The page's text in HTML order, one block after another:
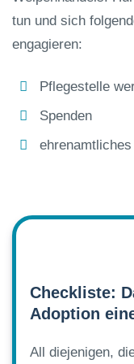
tun und sich
engagieren:
Pflegestelle
Spenden
Checkliste:
Adoption
All diejenigen,